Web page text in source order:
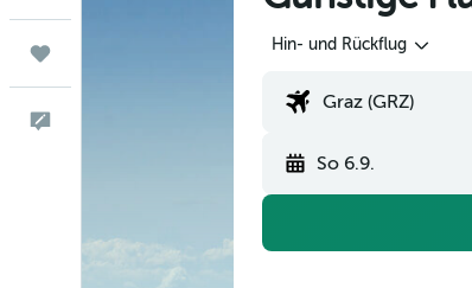
Hin- und Rückflug
So 6.9.